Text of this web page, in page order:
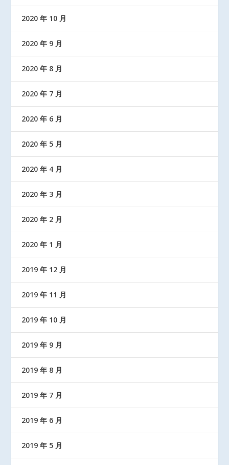
2020 年 10 月
2020 年 9 月
2020 年 8 月
2020 年 7 月
2020 年 6 月
2020 年 5 月
2020 年 4 月
2020 年 3 月
2020 年 2 月
2020 年 1 月
2019 年 12 月
2019 年 11 月
2019 年 10 月
2019 年 9 月
2019 年 8 月
2019 年 7 月
2019 年 6 月
2019 年 5 月